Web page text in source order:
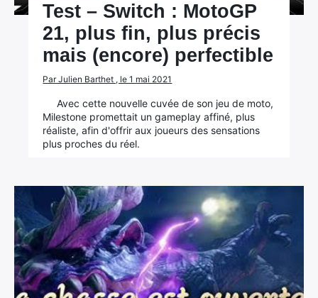
Test – Switch : MotoGP
21, plus fin, plus précis
mais (encore) perfectible
Par Julien Barthet , le 1 mai 2021
Avec cette nouvelle cuvée de son jeu de moto,
Milestone promettait un gameplay affiné, plus
réaliste, afin d'offrir aux joueurs des sensations
plus proches du réel.